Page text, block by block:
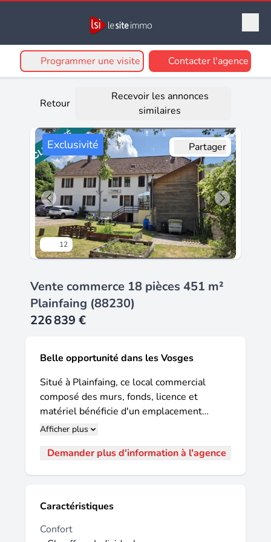
Programmer une visite Contacter l'agence
Retour
Recevoir les annonces
similaires
Exclusivité
12
Partager
Vente commerce 18 pièces 451 m²
Plainfaing (88230)
226 839 €
Belle opportunité dans les Vosges
Situé à Plainfaing, ce local commercial
composé des murs, fonds, licence et
matériel bénéficie d'un emplacement
stratégique au cœur d'une région
pittoresque et son environnement naturel
route des cretes et route des Vins d'Alsace
cette ensemble immobilier offre un cadre
de vie agréable et pratique. Auberge
Afficher plus
Demander plus d'information à l'agence
Caractéristiques
Confort